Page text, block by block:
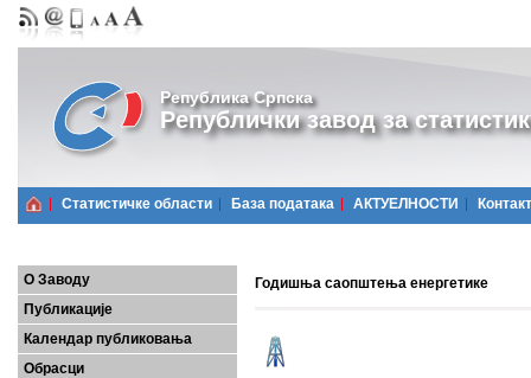
Република Српска
Републички завод за
Статистичке области Базa података АКТУЕЛНОСТИ Контакт
О Заводу
Публикације
Календар публиковања
Обрасци
Годишња саопштења енергетике